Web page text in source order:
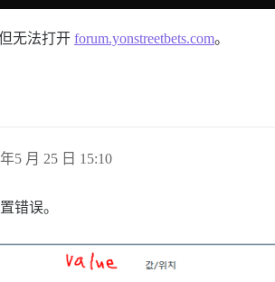
无法打开 forum.yonstreetbets.com。
5 月 25 日 15:10
错误。